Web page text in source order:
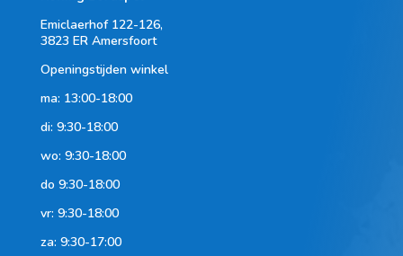
Emiclaerhof 122-126,
3823 ER Amersfoort
Openingstijden winkel
ma: 13:00-18:00
di: 9:30-18:00
wo: 9:30-18:00
do 9:30-18:00
vr: 9:30-18:00
za: 9:30-17:00